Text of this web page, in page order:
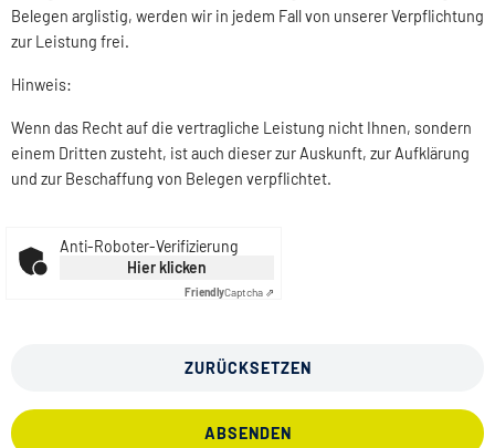
Belegen arglistig, werden wir in jedem Fall von unserer Verpflichtung
zur Leistung frei.
Hinweis:
Wenn das Recht auf die vertragliche Leistung nicht Ihnen, sondern
einem Dritten zusteht, ist auch dieser zur Auskunft, zur Aufklärung
und zur Beschaffung von Belegen verpflichtet.
Anti-Roboter-Verifizierung
Hier klicken
FriendlyCaptcha ⇗
ZURÜCKSETZEN
ABSENDEN